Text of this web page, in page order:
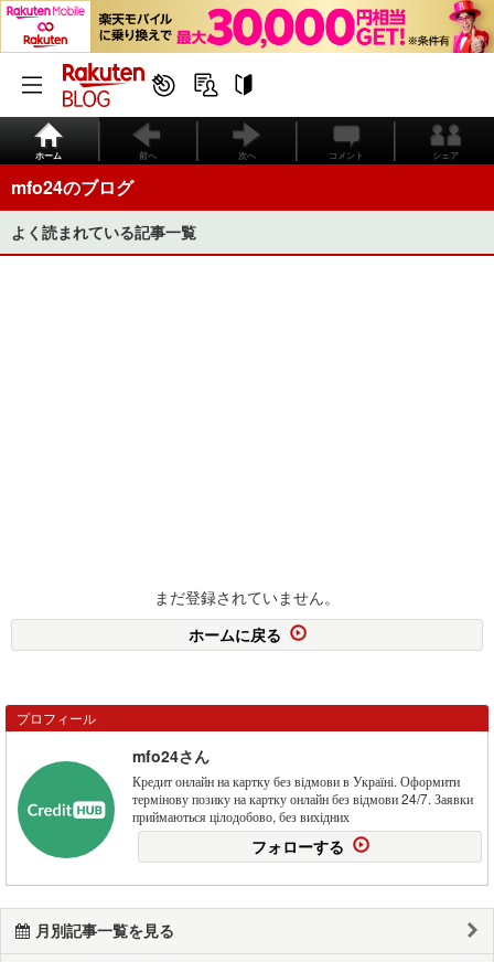
ホーム 前へ 次へ コメント シェア
mfo24のブログ
よく読まれている記事一覧
まだ登録されていません。
ホームに戻る
プロフィール
mfo24さん
Кредит онлайн на картку без відмови в Україні. Оформити
термінову позику на картку онлайн без відмови 24/7. Заявки
приймаються цілодобово, без вихідних
フォローする
月別記事一覧を見る